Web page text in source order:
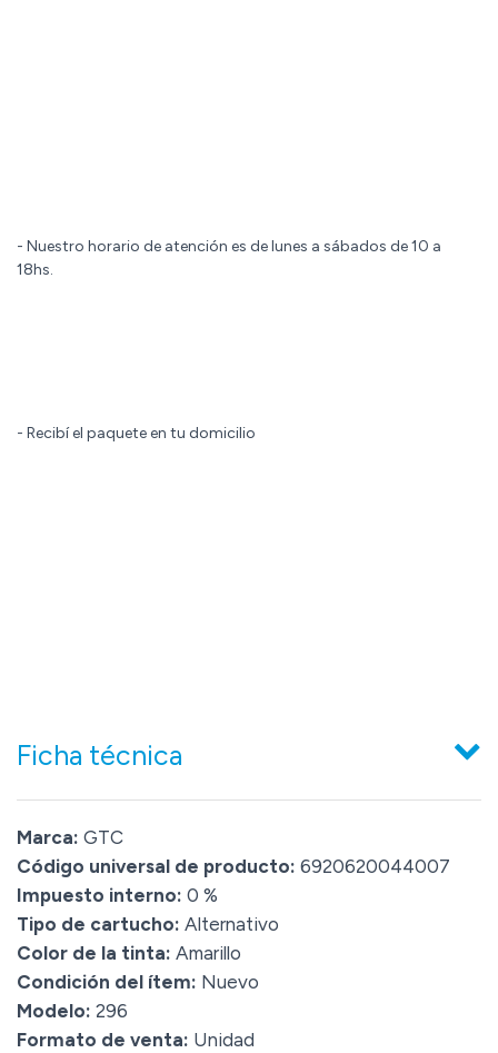
- Nuestro horario de atención es de lunes a sábados de 10 a
18hs.
- Recibí el paquete en tu domicilio
Ficha técnica
Marca: GTC
Código universal de producto: 6920620044007
Impuesto interno: 0 %
Tipo de cartucho: Alternativo
Color de la tinta: Amarillo
Condición del ítem: Nuevo
Modelo: 296
Formato de venta: Unidad